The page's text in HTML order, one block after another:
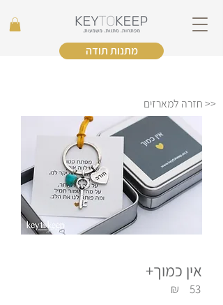
מתנות תודה
<< חזרה למארזים
אין כמוך+
53
₪